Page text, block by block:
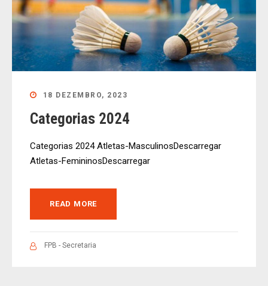
18 DEZEMBRO, 2023
Categorias 2024
Categorias 2024 Atletas-MasculinosDescarregar
Atletas-FemininosDescarregar
READ MORE
FPB - Secretaria